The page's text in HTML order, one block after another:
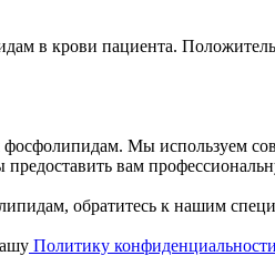
в крови пациента.
Мы используем
вам
обратитесь к нашим
Политику конфиденциальности